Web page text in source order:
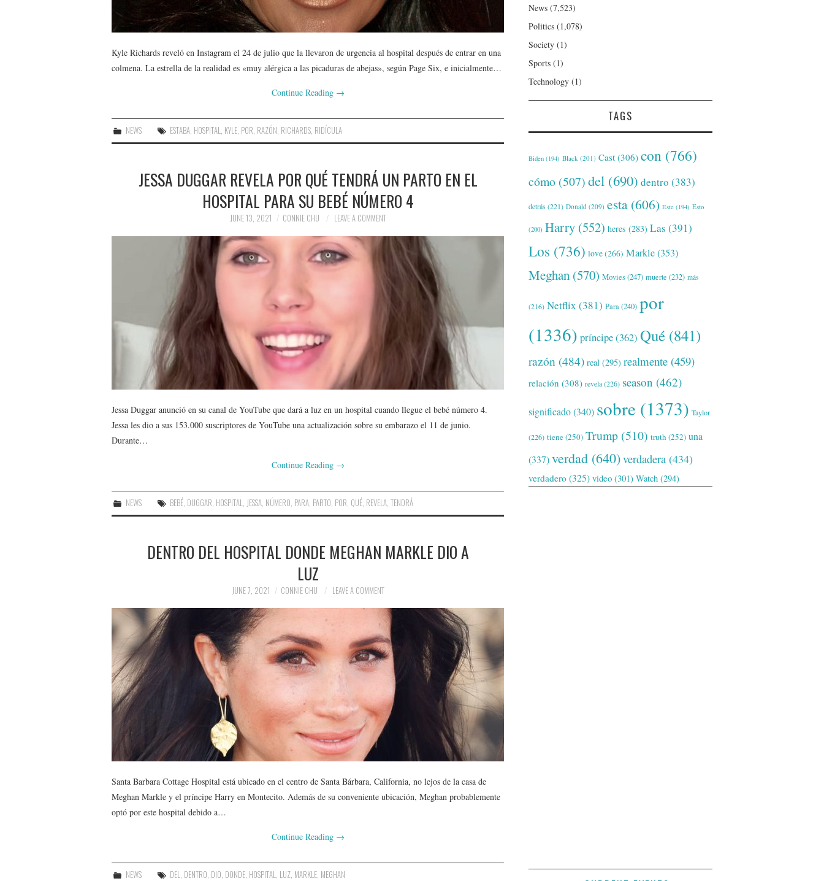
Kyle Richards reveló en Instagram el 24 de julio que la llevaron de urgencia al hospital después de entrar en una
colmena. La estrella de la realidad es «muy alérgica a las picaduras de abejas», según Page Six, e inicialmente…
Continue Reading →
NEWS ESTABA, HOSPITAL, KYLE, POR, RAZÓN, RICHARDS, RIDÍCULA
JESSA DUGGAR REVELA POR QUÉ TENDRÁ UN PARTO EN EL
HOSPITAL PARA SU BEBÉ NÚMERO 4
JUNE 13, 2021 CONNIE CHU LEAVE A COMMENT
Jessa Duggar anunció en su canal de YouTube que dará a luz en un hospital cuando llegue el bebé número 4.
Jessa les dio a sus 153.000 suscriptores de YouTube una actualización sobre su embarazo el 11 de junio.
Durante…
Continue Reading →
NEWS BEBÉ DUGGAR HOSPITAL JESSA NÚMERO PARA PARTO POR QUÉ REVELA ,TENDRÁ
DENTRO DEL HOSPITAL DONDE MEGHAN MARKLE DIO A
LUZ
JUNE 7, 2021 CONNIE CHU LEAVE A COMMENT
Santa Barbara Cottage Hospital está ubicado en el centro de Santa Bárbara, California, no lejos de la casa de
Meghan Markle y el príncipe Harry en Montecito. Además de su conveniente ubicación, Meghan probablemente
optó por este hospital debido a…
Continue Reading →
NEWS DEL, DENTRO, DIO, DONDE, HOSPITAL, LUZ, MARKLE, MEGHAN
News (7,523)
Politics (1,078)
Society (1)
Sports (1)
Technology (1)
TAGS
Biden (194) Black (201) Cast (306) con (766)
cómo (507)del (690) dentro (383)
detrás (221) Donald (209) esta (606) Este (194) Esto
(200) Harry (552) heres (283) Las (391)
Los (736) love(266) Markle(353)
Meghan (570) Movies(247) muerte (232) más
(216) Netflix (381) Para(240) por
(1336) príncipe(362) Qué (841)
razón (484) real (295) realmente (459)
relación (308) revela(226) season (462)
significado(340) sobre (1373) Taylor
(226) tiene(250) Trump (510) truth (252) una
(337)verdad (640)verdadera (434)
verdadero (325) video (301) Watch (294)